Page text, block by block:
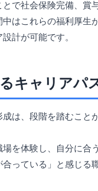
で社会保険完備、
はこれらの福利厚
計が可能です。
キャリアパ
は、段階を踏むこと
を体験し、自分に
っている」と感じる